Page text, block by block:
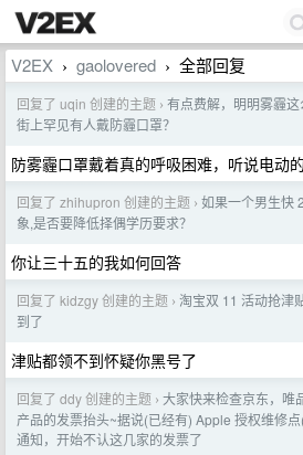
V2EX › gaolovered › 全部回复
回复了 uqin 创建的主题 › 有点费解，明明雾霾
街上罕见有人戴防霾口罩？
防雾霾口罩戴着真的呼吸困难，听说电动
回复了 zhihupron 创建的主题 › 如果一个男生快
象,是否要降低择偶学历要求？
你让三十五的我如何回答
回复了 kidzgy 创建的主题 › 淘宝双 11 活动抢津
到了
津贴都领不到怀疑你黑号了
回复了 ddy 创建的主题 › 大家快来检查京东，唯
产品的发票抬头~据说(已经有) Apple 授权维修
通知，开始不认这几家的发票了